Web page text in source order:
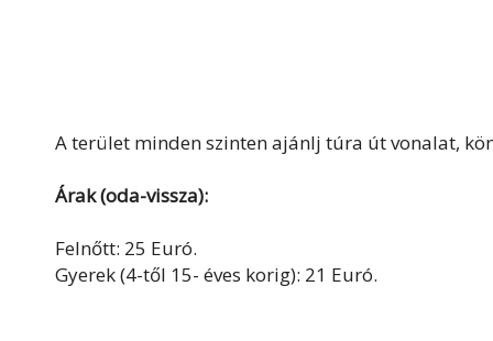
A terület minden szinten ajánlj túra út vonalat,
Árak (oda-vissza):
Felnőtt: 25 Euró.
Gyerek (4-től 15- éves korig): 21 Euró.